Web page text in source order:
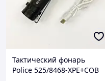
Тактический фонарь
Police 525/8468-ХРЕ+СОВ